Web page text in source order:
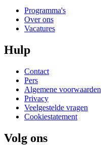
Programma's
Over ons
Vacatures
Hulp
Contact
Pers
Algemene voorwaarden
Privacy
Veelgestelde vragen
Cookiestatement
Volg ons